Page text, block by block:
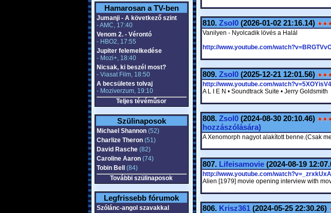
Hamarosan a TV-ben
Jumanji - A következő szint
- AMC, 17:40
Venom 2. - Vérontó
- HBO2, 17:55
Jupiter felemelkedése
- Mozi+, 18:40
Nicsak, ki beszél most?
- Viasat Film, 18:50
A becsületes tolvaj
- Moziverzum, 19:10
Teljes tévéműsor
Szülinaposok
Michael Shannon(52)
Charlize Theron(51)
David Rasche(82)
Caroline Aaron(74)
Tobin Bell
(84)
További szülinaposok
Legfrissebb fórumok
Szólánc-angol szavakkal
810. Zsol0(2026-01-02 21:16.14)
Vanilyen - Nyolcadik lövés a Halál
http://www.youtube.com/
809. Zsol0(2025-12-21 12:01.56)
http://www.youtube.com/
A L I E N • Soundtrack Suite • Jerry Goldsmith
808. Zsol0(2024-08-30 20:10.46)
hozzászólására)
A Xenomorph nagyot alakított benne.(Csak
807. Lifeisamovie(2024-08-19
http://www.youtube.com/
Alien [1979] movie opening interview with
806. Krisz361(2024-05-25 22:30.26)